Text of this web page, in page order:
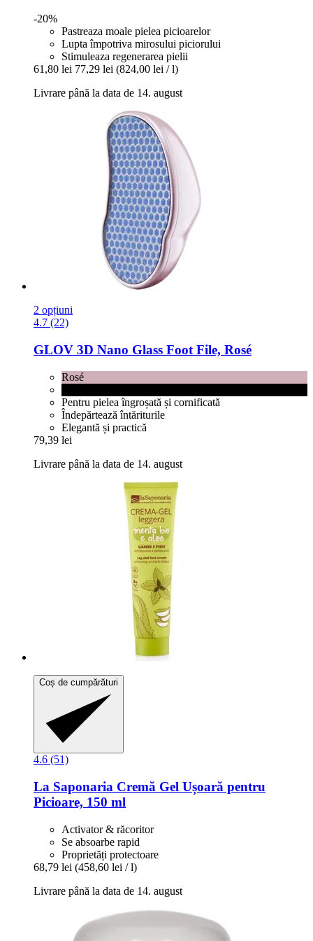
-20%
Pastreaza moale pielea picioarelor
Lupta împotriva mirosului piciorului
Stimuleaza regenerarea pielii
61,80 lei 77,29 lei (824,00 lei / l)
Livrare până la data de 14. august
2 opțiuni
4.7 (22)
GLOV 3D Nano Glass Foot File, Rosé
Rosé
Pentru pielea îngroșată și cornificată
Îndepărtează întăriturile
Elegantă și practică
79,39 lei
Livrare până la data de 14. august
Coș de cumpărături
4.6 (51)
La Saponaria Cremă Gel Ușoară pentru
Picioare, 150 ml
Activator & răcoritor
Se absoarbe rapid
Proprietăți protectoare
68,79 lei (458,60 lei / l)
Livrare până la data de 14. august